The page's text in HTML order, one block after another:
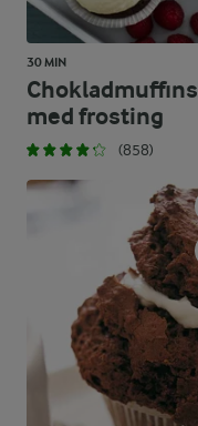
30 MIN
Chokladmuffins
med frosting
(858)